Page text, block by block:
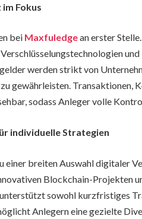
Fokus
bei Maxfuledgean erster
werden strikt von
gewährleisten. Transaktionen,
sodass Anleger volle
individuelle Strategien
einer breiten Auswahl digitaler
Blockchain-Projekten
sowohl kurzfristiges
Anlegern eine gezielte